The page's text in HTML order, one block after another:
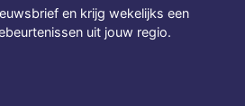
en krijg wekelijks een
uit jouw regio.